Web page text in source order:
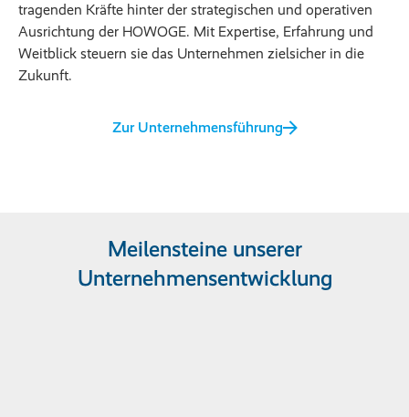
tragenden Kräfte hinter der strategischen und operativen
Ausrichtung der HOWOGE. Mit Expertise, Erfahrung und
Weitblick steuern sie das Unternehmen zielsicher in die
Zukunft.
Zur Unternehmensführung
Meilensteine unserer
Unternehmensentwicklung